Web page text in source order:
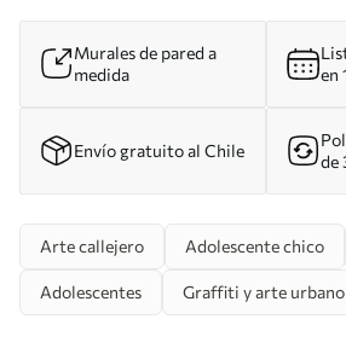
Murales de pared a
medida
en
Envío gratuito al Chile
de
Arte callejero Adolescente chico
Adolescentes Graffiti y arte urbano